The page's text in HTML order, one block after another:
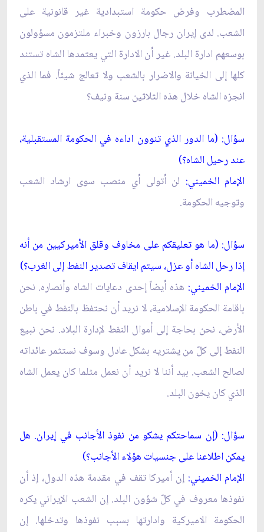
المضطرب وفرض حكومة استبدادية غير قانونية على
الشعب. لدى إيران رجال بارزون وخبراء ملتزمون مسؤولون
بوسعهم ادارة البلد. غير أن الادارة التي يعتمدها الشاه تستند
كلها إلى الخيانة والاضرار بالشعب ولا تعالج شيئاً. فما الذي
انجزه الشاه خلال هذه الثلاثين سنة ونيف؟
سؤال: (ما الدور الذي تنوون اداءه في الحكومة المستقبلية،
عند رحيل الشاه؟)
الإمام الخميني: لن أتولى أي منصب سوى ارشاد الشعب
وتوجيه الحكومة.
سؤال: (ما هو تعليقكم على مخاوف وقلق الأميركيين من أنه
إذا رحل الشاه أو عزل، سيتم ايقاف تصدير النفط إلى الغرب؟)
الإمام الخميني: هذه أيضاً إحدى دعايات الشاه وأنصاره. نحن
باقامة الحكومة الإسلامية، لا نريد أن نحتفظ بالنفط في باطن
الأرض، نحن بحاجة إلى أموال النفط لإدارة البلاد. نحن نبيع
النفط إلى كلّ من يشتريه بشكل عادل وسوف نستثمر عائداته
لصالح الشعب. بيد أننا لا نريد أن نعمل مثلما كان يعمل الشاه
الذي كان يخون البلد.
سؤال: (إن سماحتكم يشكو من نفوذ الأجانب في إيران. هل
يمكن اطلاعنا على جنسيات هؤلاء الأجانب؟)
الإمام الخميني: إن أميركا تقف في مقدمة هذه الدول، إذ أن
نفوذها معروف في كلّ شؤون البلد. إن الشعب الإيراني يكره
الحكومة الاميركية وادارتها بسبب نفوذها وتدخلها. إن